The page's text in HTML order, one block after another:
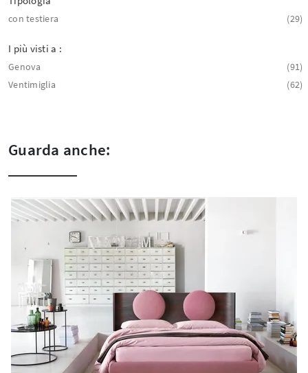
con testiera 29
I più visti a :
Genova
91
Ventimiglia
62
Guarda anche: